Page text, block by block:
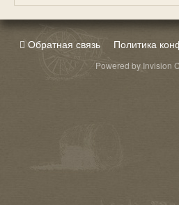
Обратная связь Политика
Powered by Invision